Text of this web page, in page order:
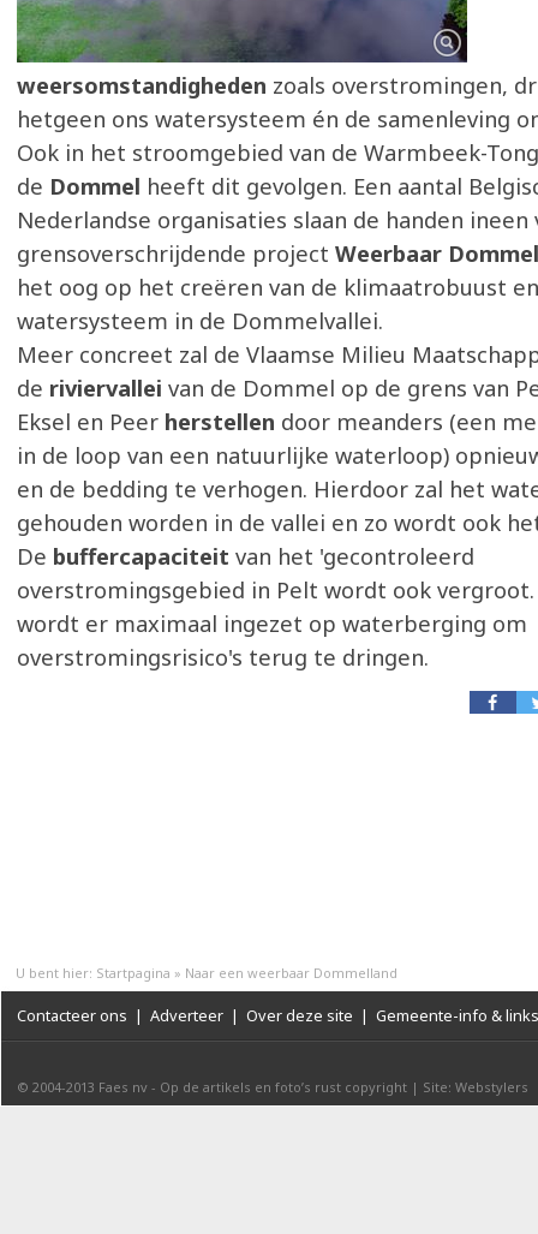
weersomstandigheden zoals overstromingen,
hetgeen ons watersysteem én de samenleving
Ook in het stroomgebied van de Warmbeek-
de Dommel heeft dit gevolgen. Een aantal
Nederlandse organisaties slaan de handen
grensoverschrijdende project Weerbaar
het oog op het creëren van de klimaatrobuust
watersysteem in de Dommelvallei.
Meer concreet zal de Vlaamse Milieu
de riviervallei van de Dommel op de grens van
Eksel en Peer herstellen door meanders (een
in de loop van een natuurlijke waterloop)
en de bedding te verhogen. Hierdoor zal het
gehouden worden in de vallei en zo wordt ook
De buffercapaciteit van het 'gecontroleerd
overstromingsgebied in Pelt wordt ook
wordt er maximaal ingezet op waterberging om
overstromingsrisico's terug te dringen.
U bent hier: Startpagina » Naar een weerbaar Dommelland
Contacteer ons | Adverteer | Over deze site | Gemeente-info & links
© 2004-2013 Faes nv - Op de artikels en foto’s rust copyright | Site: Webstylers